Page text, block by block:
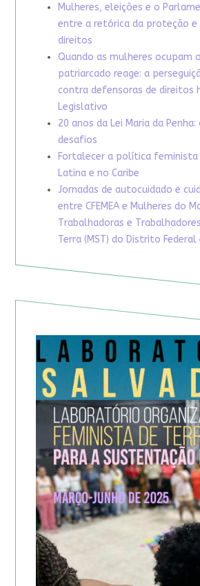
Mulheres, eleições e o
entre a retórica da proteção
direitos
Quando as mulheres ocupam
patriarcado reage: a
contra defensoras de direitos
Legislativo
20 anos da Lei Maria da Penha:
desafios
Fortalecer a política feminista
Latina e no Caribe
Jornadas de autocuidado e
entre CFEMEA e Mulheres do
Trabalhadoras e
Terra (MST) do Distrito